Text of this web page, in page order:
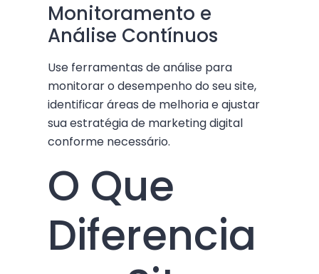
Monitoramento e
Análise Contínuos
Use ferramentas de análise para
monitorar o desempenho do seu site,
identificar áreas de melhoria e ajustar
sua estratégia de marketing digital
conforme necessário.
O Que
Diferencia